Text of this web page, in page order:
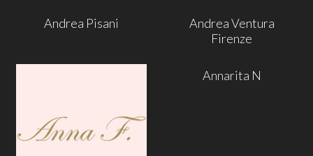
Andrea Pisani
Andrea Ventura
Firenze
Annarita N